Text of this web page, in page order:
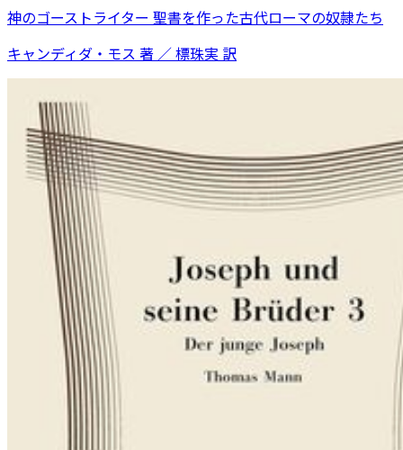
神のゴーストライター 聖書を作った古代ローマの奴隷たち
キャンディダ・モス 著 ／ 標珠実 訳